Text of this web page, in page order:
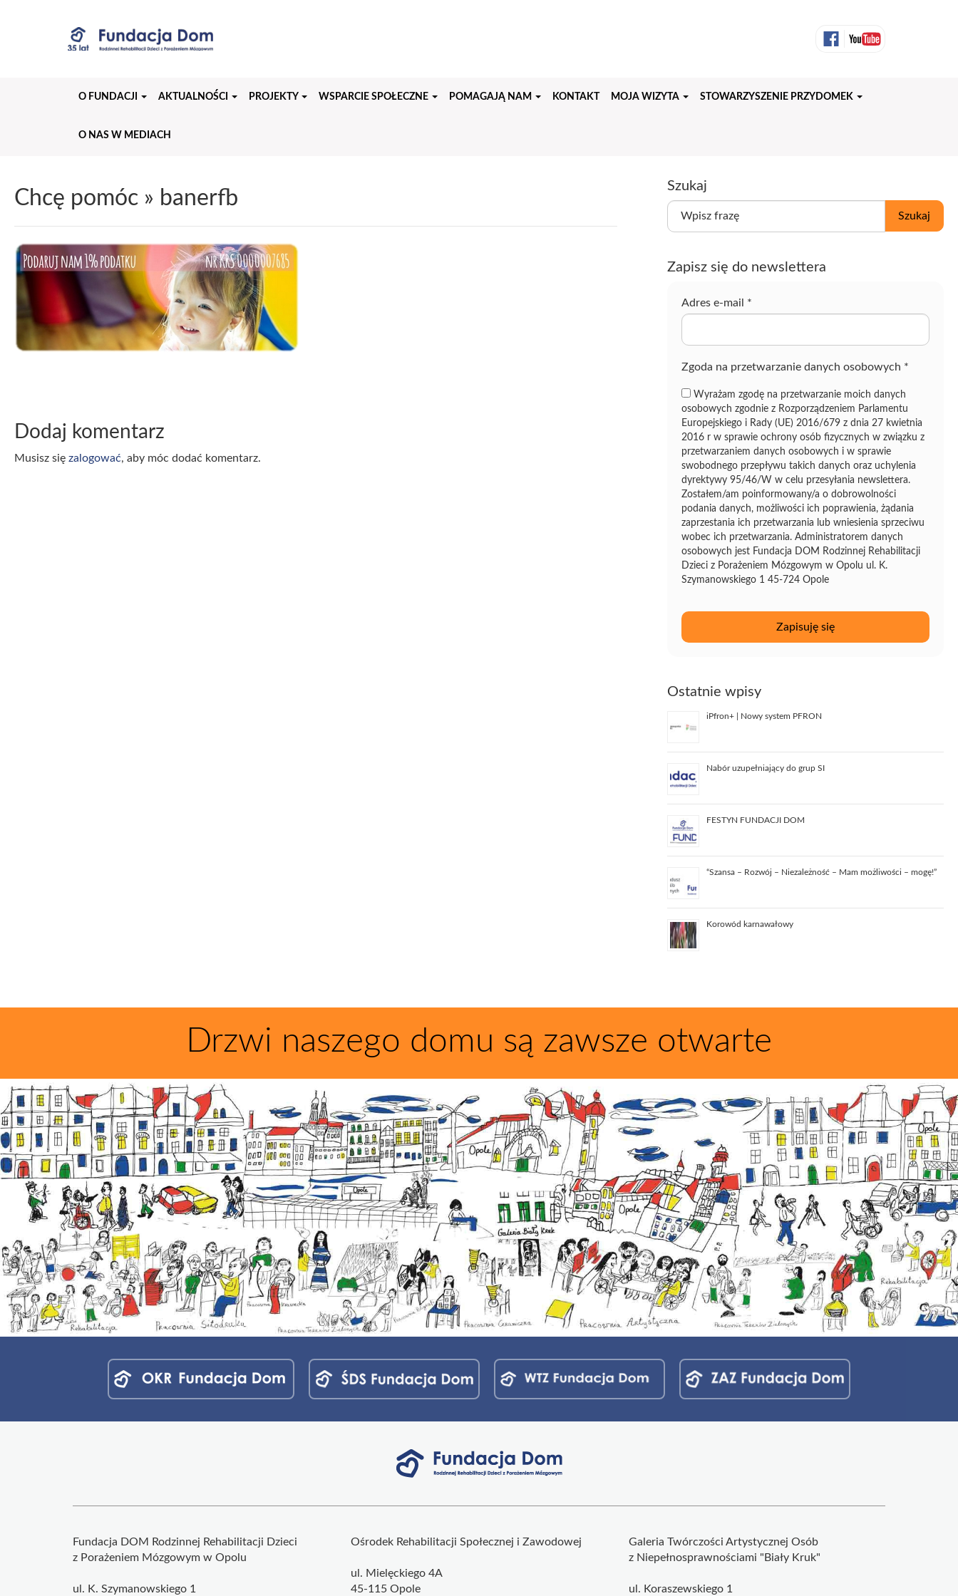
O FUNDACJI AKTUALNOŚCI PROJEKTY WSPARCIE SPOŁECZNE POMAGAJĄ NAM KONTAKT MOJA WIZYTA STOWARZYSZENIE PRZYDOMEK
O NAS W MEDIACH
Chcę pomóc » banerfb
Dodaj komentarz
Musisz się zalogować, aby móc dodać komentarz.
Szukaj
W
z
Szukaj
Zapisz się do newslettera
Adres e-mail *
Zgoda na przetwarzanie danych osobowych *
Wyrażam zgodę na przetwarzanie moich danych
osobowych zgodnie z Rozporządzeniem Parlamentu
Europejskiego i Rady (UE) 2016/679 z dnia 27 kwietnia
2016 r w sprawie ochrony osób fizycznych w związku z
przetwarzaniem danych osobowych i w sprawie
swobodnego przepływu takich danych oraz uchylenia
dyrektywy 95/46/W w celu przesyłania newslettera.
Zostałem/am poinformowany/a o dobrowolności
podania danych, możliwości ich poprawienia, żądania
zaprzestania ich przetwarzania lub wniesienia sprzeciwu
wobec ich przetwarzania. Administratorem danych
osobowych jest Fundacja DOM Rodzinnej Rehabilitacji
Dzieci z Porażeniem Mózgowym w Opolu ul. K.
Szymanowskiego 1 45-724 Opole
Ostatnie wpisy
iPfron+ | Nowy system PFRON
Nabór uzupełniający do grup SI
FESTYN FUNDACJI DOM
“Szansa – Rozwój – Niezależność – Mam możliwości – mogę!”
Korowód karnawałowy
Drzwi naszego domu są zawsze otwarte
Fundacja DOM Rodzinnej Rehabilitacji Dzieci
z Porażeniem Mózgowym w Opolu
ul. K. Szymanowskiego 1
Ośrodek Rehabilitacji Społecznej i Zawodowej
ul. Mielęckiego 4A
45-115 Opole
Galeria Twórczości Artystycznej Osób
z Niepełnosprawnościami "Biały Kruk"
ul. Koraszewskiego 1